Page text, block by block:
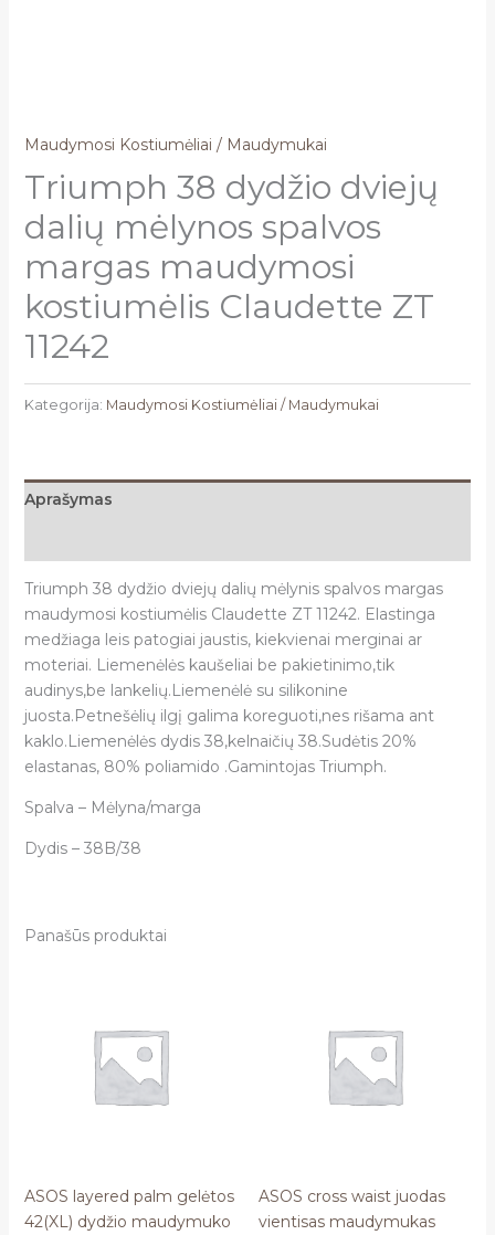
Maudymosi Kostiumėliai / Maudymukai
Triumph 38 dydžio dviejų
dalių mėlynos spalvos
margas maudymosi
kostiumėlis Claudette ZT
11242
Kategorija: Maudymosi Kostiumėliai / Maudymukai
Aprašymas
Triumph 38 dydžio dviejų dalių mėlynis spalvos margas
maudymosi kostiumėlis Claudette ZT 11242. Elastinga
medžiaga leis patogiai jaustis, kiekvienai merginai ar
moteriai. Liemenėlės kaušeliai be pakietinimo,tik
audinys,be lankelių.Liemenėlė su silikonine
juosta.Petnešėlių ilgį galima koreguoti,nes rišama ant
kaklo.Liemenėlės dydis 38,kelnaičių 38.Sudėtis 20%
elastanas, 80% poliamido .Gamintojas Triumph.
Spalva – Mėlyna/marga
Dydis – 38B/38
Panašūs produktai
ASOS layered palm gelėtos
42(XL) dydžio maudymuko
ASOS cross waist juodas
vientisas maudymukas